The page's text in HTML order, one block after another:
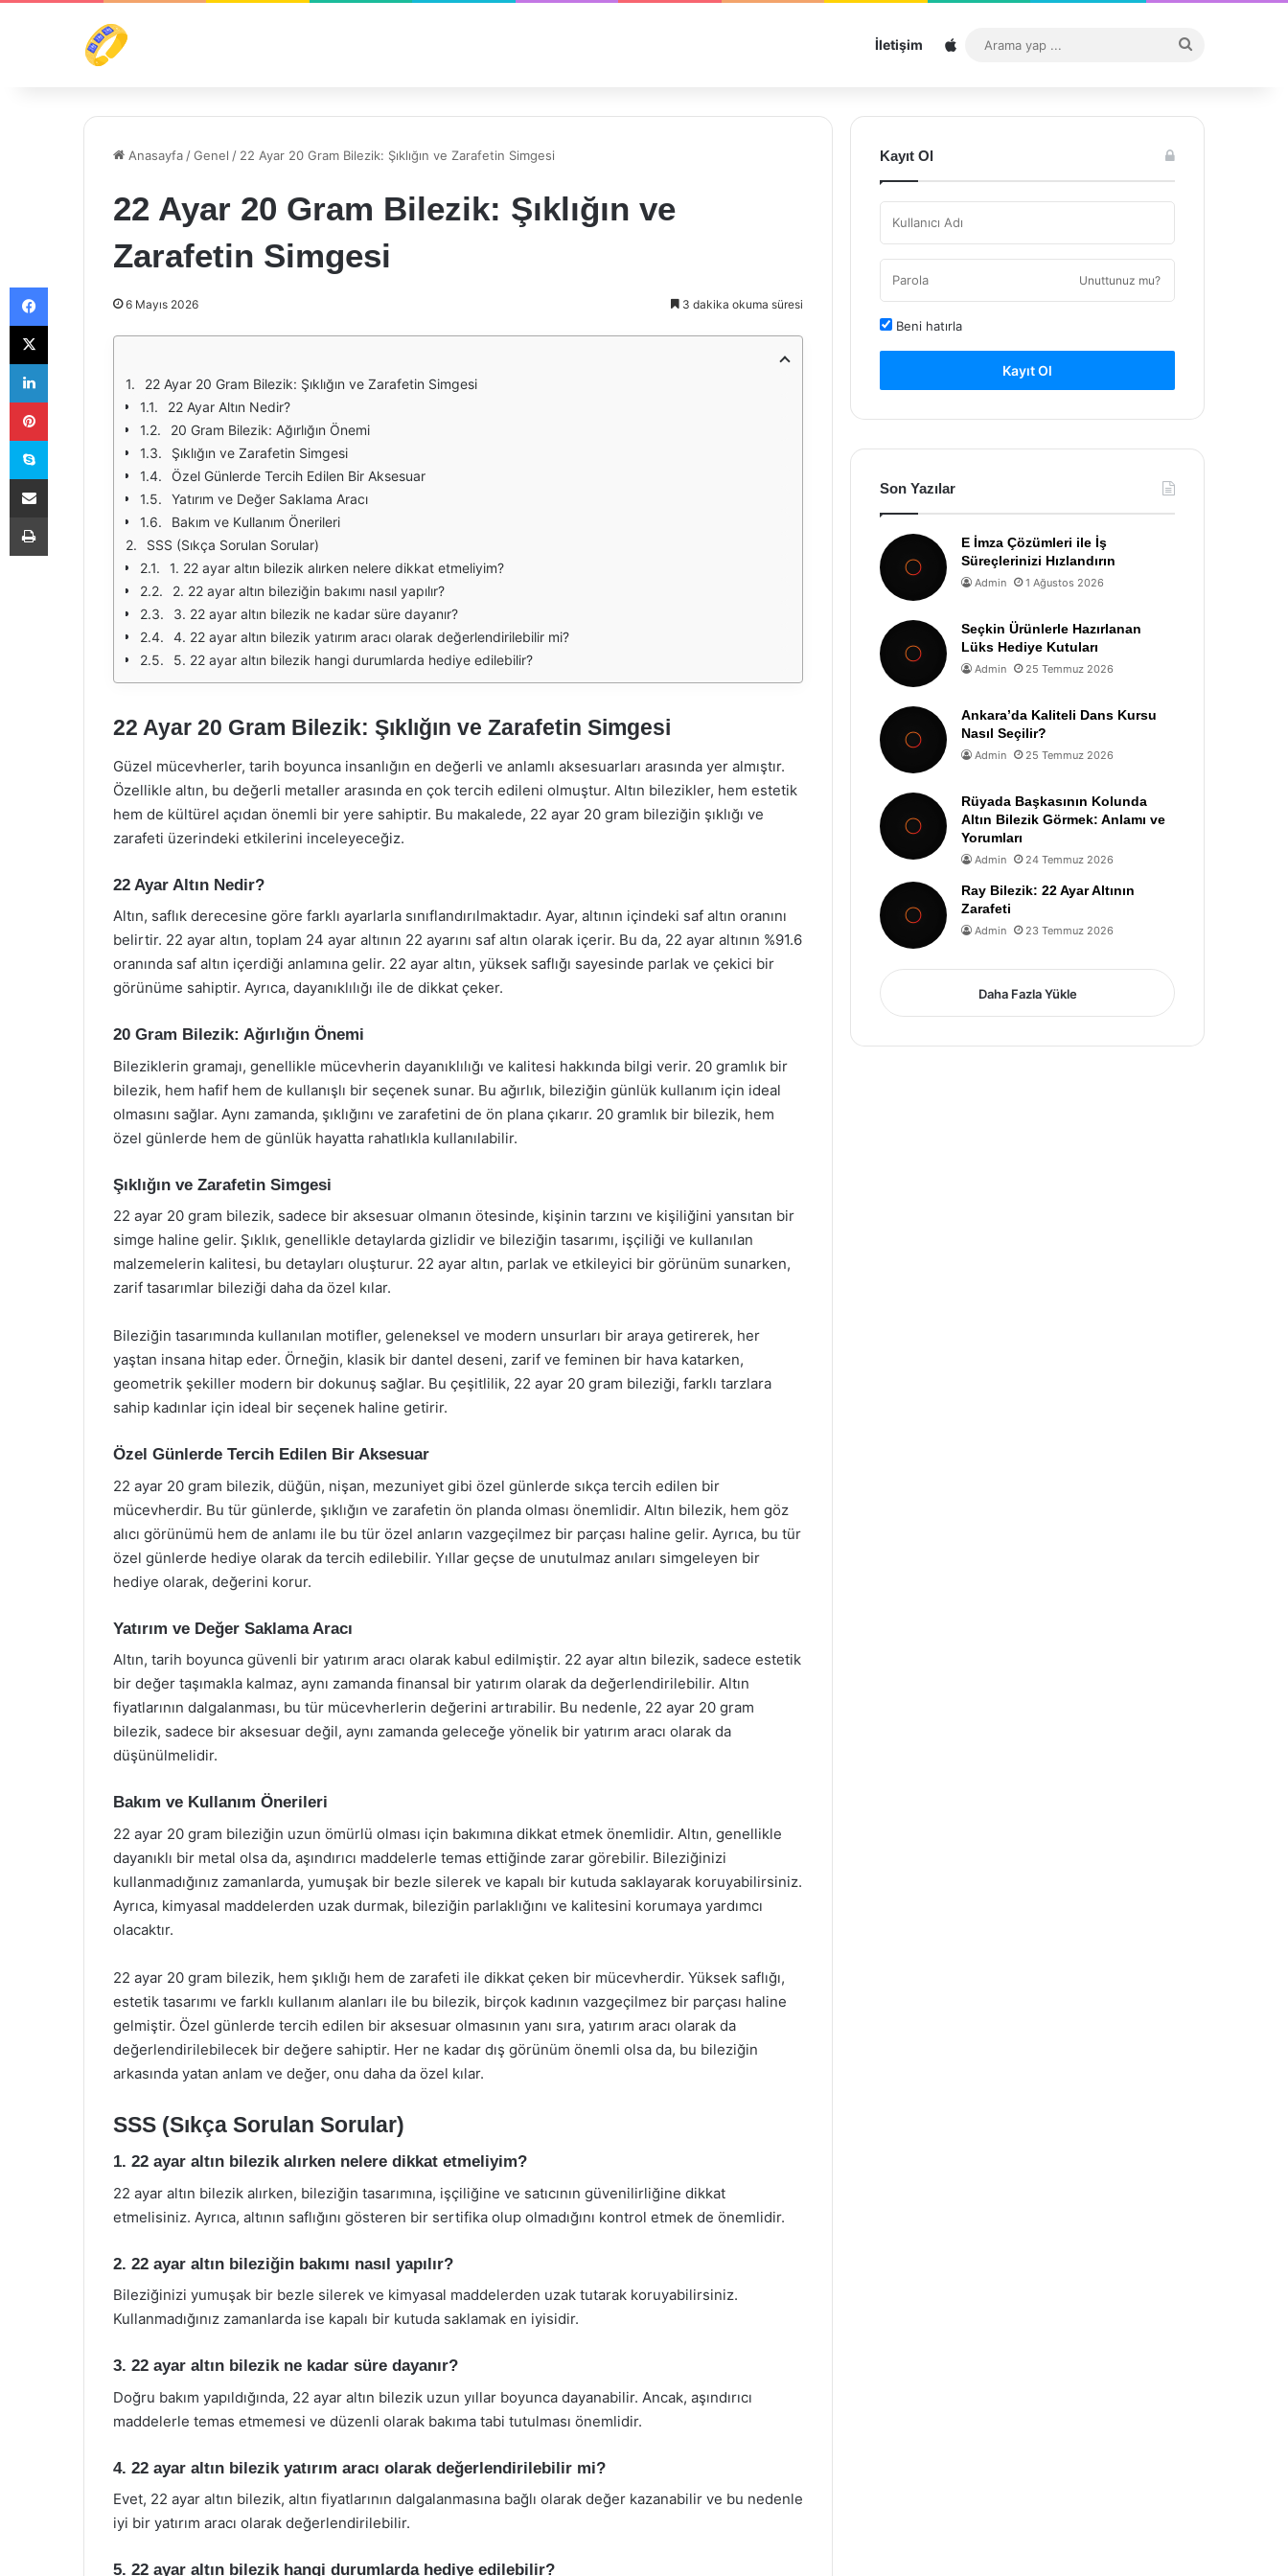
İletişim Sitemap
...
Anasayfa /Genel / 22 Ayar 20 Gram Bilezik: Şıklığın ve Zarafetin Simgesi
22 Ayar 20 Gram Bilezik: Şıklığın ve
Zarafetin Simgesi
6 Mayıs 2026 3 dakika okuma süresi
22 Ayar 20 Gram Bilezik: Şıklığın ve Zarafetin Simgesi
22 Ayar Altın Nedir?
20 Gram Bilezik: Ağırlığın Önemi
Şıklığın ve Zarafetin Simgesi
Özel Günlerde Tercih Edilen Bir Aksesuar
Yatırım ve Değer Saklama Aracı
Bakım ve Kullanım Önerileri
SSS (Sıkça Sorulan Sorular)
1. 22 ayar altın bilezik alırken nelere dikkat etmeliyim?
2. 22 ayar altın bileziğin bakımı nasıl yapılır?
3. 22 ayar altın bilezik ne kadar süre dayanır?
4. 22 ayar altın bilezik yatırım aracı olarak değerlendirilebilir mi?
5. 22 ayar altın bilezik hangi durumlarda hediye edilebilir?
22 Ayar 20 Gram Bilezik: Şıklığın ve Zarafetin Simgesi
Güzel mücevherler, tarih boyunca insanlığın en değerli ve anlamlı aksesuarları arasında yer almıştır.
Özellikle altın, bu değerli metaller arasında en çok tercih edileni olmuştur. Altın bilezikler, hem estetik
hem de kültürel açıdan önemli bir yere sahiptir. Bu makalede, 22 ayar 20 gram bileziğin şıklığı ve
zarafeti üzerindeki etkilerini inceleyeceğiz.
22 Ayar Altın Nedir?
Altın, saflık derecesine göre farklı ayarlarla sınıflandırılmaktadır. Ayar, altının içindeki saf altın oranını
belirtir. 22 ayar altın, toplam 24 ayar altının 22 ayarını saf altın olarak içerir. Bu da, 22 ayar altının %91.6
oranında saf altın içerdiği anlamına gelir. 22 ayar altın, yüksek saflığı sayesinde parlak ve çekici bir
görünüme sahiptir. Ayrıca, dayanıklılığı ile de dikkat çeker.
20 Gram Bilezik: Ağırlığın Önemi
Bileziklerin gramajı, genellikle mücevherin dayanıklılığı ve kalitesi hakkında bilgi verir. 20 gramlık bir
bilezik, hem hafif hem de kullanışlı bir seçenek sunar. Bu ağırlık, bileziğin günlük kullanım için ideal
olmasını sağlar. Aynı zamanda, şıklığını ve zarafetini de ön plana çıkarır. 20 gramlık bir bilezik, hem
özel günlerde hem de günlük hayatta rahatlıkla kullanılabilir.
Şıklığın ve Zarafetin Simgesi
22 ayar 20 gram bilezik, sadece bir aksesuar olmanın ötesinde, kişinin tarzını ve kişiliğini yansıtan bir
simge haline gelir. Şıklık, genellikle detaylarda gizlidir ve bileziğin tasarımı, işçiliği ve kullanılan
malzemelerin kalitesi, bu detayları oluşturur. 22 ayar altın, parlak ve etkileyici bir görünüm sunarken,
zarif tasarımlar bileziği daha da özel kılar.
Bileziğin tasarımında kullanılan motifler, geleneksel ve modern unsurları bir araya getirerek, her
yaştan insana hitap eder. Örneğin, klasik bir dantel deseni, zarif ve feminen bir hava katarken,
geometrik şekiller modern bir dokunuş sağlar. Bu çeşitlilik, 22 ayar 20 gram bileziği, farklı tarzlara
sahip kadınlar için ideal bir seçenek haline getirir.
Özel Günlerde Tercih Edilen Bir Aksesuar
22 ayar 20 gram bilezik, düğün, nişan, mezuniyet gibi özel günlerde sıkça tercih edilen bir
mücevherdir. Bu tür günlerde, şıklığın ve zarafetin ön planda olması önemlidir. Altın bilezik, hem göz
alıcı görünümü hem de anlamı ile bu tür özel anların vazgeçilmez bir parçası haline gelir. Ayrıca, bu tür
özel günlerde hediye olarak da tercih edilebilir. Yıllar geçse de unutulmaz anıları simgeleyen bir
hediye olarak, değerini korur.
Yatırım ve Değer Saklama Aracı
Altın, tarih boyunca güvenli bir yatırım aracı olarak kabul edilmiştir. 22 ayar altın bilezik, sadece estetik
bir değer taşımakla kalmaz, aynı zamanda finansal bir yatırım olarak da değerlendirilebilir. Altın
fiyatlarının dalgalanması, bu tür mücevherlerin değerini artırabilir. Bu nedenle, 22 ayar 20 gram
bilezik, sadece bir aksesuar değil, aynı zamanda geleceğe yönelik bir yatırım aracı olarak da
düşünülmelidir.
Bakım ve Kullanım Önerileri
22 ayar 20 gram bileziğin uzun ömürlü olması için bakımına dikkat etmek önemlidir. Altın, genellikle
dayanıklı bir metal olsa da, aşındırıcı maddelerle temas ettiğinde zarar görebilir. Bileziğinizi
kullanmadığınız zamanlarda, yumuşak bir bezle silerek ve kapalı bir kutuda saklayarak koruyabilirsiniz.
Ayrıca, kimyasal maddelerden uzak durmak, bileziğin parlaklığını ve kalitesini korumaya yardımcı
olacaktır.
22 ayar 20 gram bilezik, hem şıklığı hem de zarafeti ile dikkat çeken bir mücevherdir. Yüksek saflığı,
estetik tasarımı ve farklı kullanım alanları ile bu bilezik, birçok kadının vazgeçilmez bir parçası haline
gelmiştir. Özel günlerde tercih edilen bir aksesuar olmasının yanı sıra, yatırım aracı olarak da
değerlendirilebilecek bir değere sahiptir. Her ne kadar dış görünüm önemli olsa da, bu bileziğin
arkasında yatan anlam ve değer, onu daha da özel kılar.
SSS (Sıkça Sorulan Sorular)
1. 22 ayar altın bilezik alırken nelere dikkat etmeliyim?
22 ayar altın bilezik alırken, bileziğin tasarımına, işçiliğine ve satıcının güvenilirliğine dikkat
etmelisiniz. Ayrıca, altının saflığını gösteren bir sertifika olup olmadığını kontrol etmek de önemlidir.
2. 22 ayar altın bileziğin bakımı nasıl yapılır?
Bileziğinizi yumuşak bir bezle silerek ve kimyasal maddelerden uzak tutarak koruyabilirsiniz.
Kullanmadığınız zamanlarda ise kapalı bir kutuda saklamak en iyisidir.
3. 22 ayar altın bilezik ne kadar süre dayanır?
Doğru bakım yapıldığında, 22 ayar altın bilezik uzun yıllar boyunca dayanabilir. Ancak, aşındırıcı
maddelerle temas etmemesi ve düzenli olarak bakıma tabi tutulması önemlidir.
4. 22 ayar altın bilezik yatırım aracı olarak değerlendirilebilir mi?
Evet, 22 ayar altın bilezik, altın fiyatlarının dalgalanmasına bağlı olarak değer kazanabilir ve bu nedenle
iyi bir yatırım aracı olarak değerlendirilebilir.
5. 22 ayar altın bilezik hangi durumlarda hediye edilebilir?
Kayıt Ol
Unuttunuz mu?
Beni hatırla
Kayıt Ol
Son Yazılar
E İmza Çözümleri ile İş
Süreçlerinizi Hızlandırın
Admin 1 Ağustos 2026
Seçkin Ürünlerle Hazırlanan
Lüks Hediye Kutuları
Admin 25 Temmuz 2026
Ankara’da Kaliteli Dans Kursu
Nasıl Seçilir?
Admin 25 Temmuz 2026
Rüyada Başkasının Kolunda
Altın Bilezik Görmek: Anlamı ve
Yorumları
Admin 24 Temmuz 2026
Ray Bilezik: 22 Ayar Altının
Zarafeti
Admin 23 Temmuz 2026
Daha Fazla Yükle
Facebook
X
LinkedIn
Pinterest
Skype
E-Posta ile paylaş